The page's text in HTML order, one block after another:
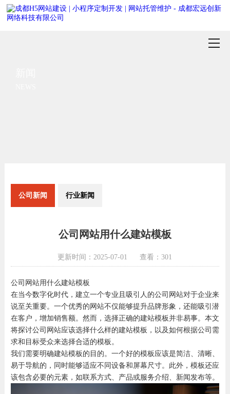
公司新闻 行业新闻
公司网站用什么建站模板
更新时间：2025-07-01 查看：301
公司网站用什么建站模板
在当今数字化时代，建立一个专业且吸引人的公司网站对于企业来
说至关重要。一个优秀的网站不仅能够提升品牌形象，还能吸引潜
在客户，增加销售额。然而，选择正确的建站模板并非易事。本文
将探讨公司网站应该选择什么样的建站模板，以及如何根据公司需
求和目标受众来选择合适的模板。
我们需要明确建站模板的目的。一个好的模板应该是简洁、清晰、
易于导航的，同时能够适应不同设备和屏幕尺寸。此外，模板还应
该包含必要的元素，如联系方式、产品或服务介绍、新闻发布等。